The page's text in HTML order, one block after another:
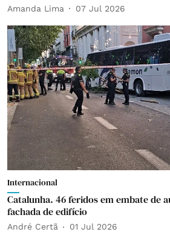
Amanda Lima 07 Jul 2026
Internacional
Catalunha. 46 feridos em embate de
fachada de edifício
André Certã 01 Jul 2026